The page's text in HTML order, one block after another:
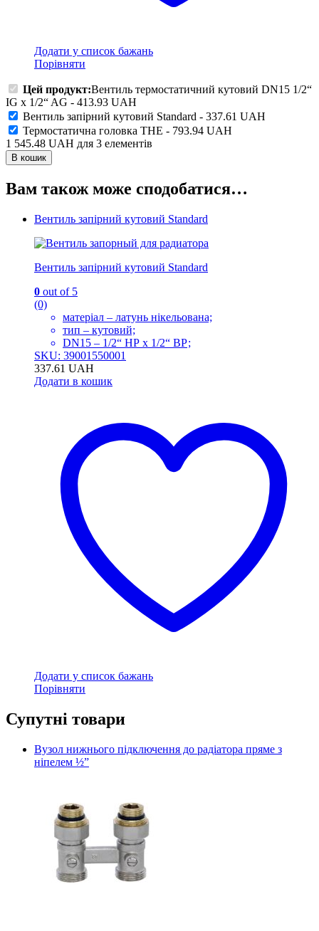
Додати у список бажань
Порівняти
Цей продукт:Вентиль термостатичний кутовий DN15 1/2“
IG x 1/2“ AG - 413.93 UAH
Вентиль запірний кутовий Standard - 337.61 UAH
Термостатична головка THE - 793.94 UAH
1 545.48 UAH для 3 елементів
В кошик
Вам також може сподобатися…
Вентиль запірний кутовий Standard
Вентиль запірний кутовий Standard
0 out of 5
(0)
матеріал – латунь нікельована;
тип – кутовий;
DN15 – 1/2“ НР x 1/2“ ВР;
SKU: 39001550001
337.61 UAH
Додати в кошик
Додати у список бажань
Порівняти
Супутні товари
Вузол нижнього підключення до радіатора пряме з
ніпелем ½”